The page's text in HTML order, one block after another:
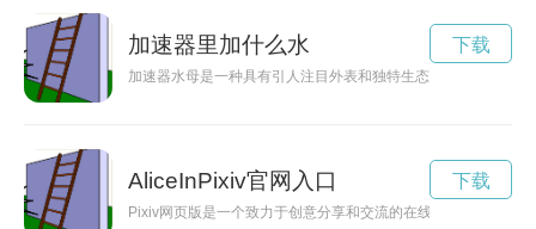
加速器里加什么水
加速器水母是一种具有引人注目外表和独特生态功能的海洋生
下载
AliceInPixiv官网入口
Pixiv网页版是一个致力于创意分享和交流的在线社区，汇聚了
下载